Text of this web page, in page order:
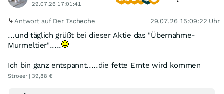
29.07.26 17:01:41
Antwort auf Der Tscheche 29.07.26 15:09:22 Uhr
...und täglich grüßt bei dieser Aktie das "Übernahme-
Murmeltier".....
Ich bin ganz entspannt.....die fette Ernte wird kommen
Stroeer | 39,88 €